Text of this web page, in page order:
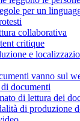
per un
collaborativa
critique
e
vanno sul
documenti
di lettura dei
di produzione